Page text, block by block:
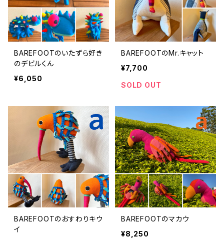
BAREFOOTのいたずら好き
のデビルくん
¥6,050
BAREFOOTのMr.キャット
¥7,700
SOLD OUT
BAREFOOTのおすわりキウ
イ
BAREFOOTのマカウ
¥8,250